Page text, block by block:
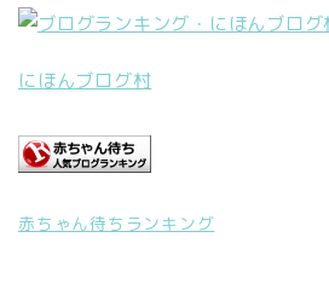
にほんブログ村
赤ちゃん待ちランキング